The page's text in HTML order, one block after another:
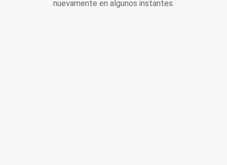
nuevamente en algunos instantes.